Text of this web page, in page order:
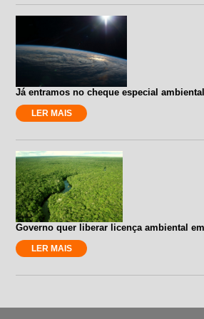
Já entramos no cheque especial ambiental
LER MAIS
Governo quer liberar licença ambiental
LER MAIS